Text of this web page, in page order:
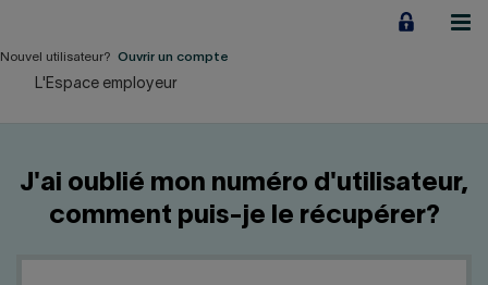
contenu
Financement d'entreprise
Nouvel utilisateur? Ouvrir un compte
L'Espace employeur
J'ai oublié mon numéro d'utilisateur,
comment puis-je le récupérer?